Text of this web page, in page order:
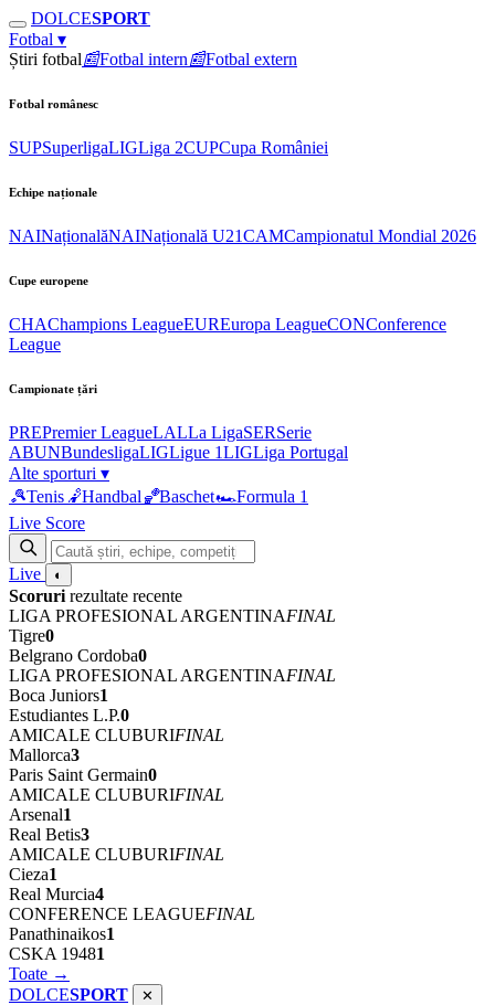
DOLCESPORT
Fotbal ▾
Știri fotbal📰Fotbal intern📰Fotbal extern
Fotbal românesc
SUPSuperligaLIGLiga 2CUPCupa României
Echipe naționale
NAINaționalăNAINațională U21CAMCampionatul Mondial 2026
Cupe europene
CHAChampions LeagueEUREuropa LeagueCONConference
League
Campionate țări
PREPremier LeagueLALLa LigaSERSerie
ABUNBundesligaLIGLigue 1LIGLiga Portugal
Alte sporturi ▾
🎾Tenis 🤾Handbal🏀Baschet🏎Formula 1
Live Score
Live ◐
Scoruri rezultate recente
LIGA PROFESIONAL ARGENTINAFINAL
Tigre0
Belgrano Cordoba0
LIGA PROFESIONAL ARGENTINAFINAL
Boca Juniors1
Estudiantes L.P.0
AMICALE CLUBURIFINAL
Mallorca3
Paris Saint Germain0
AMICALE CLUBURIFINAL
Arsenal1
Real Betis3
AMICALE CLUBURIFINAL
Cieza1
Real Murcia4
CONFERENCE LEAGUEFINAL
Panathinaikos1
CSKA 19481
Toate →
DOLCESPORT ✕